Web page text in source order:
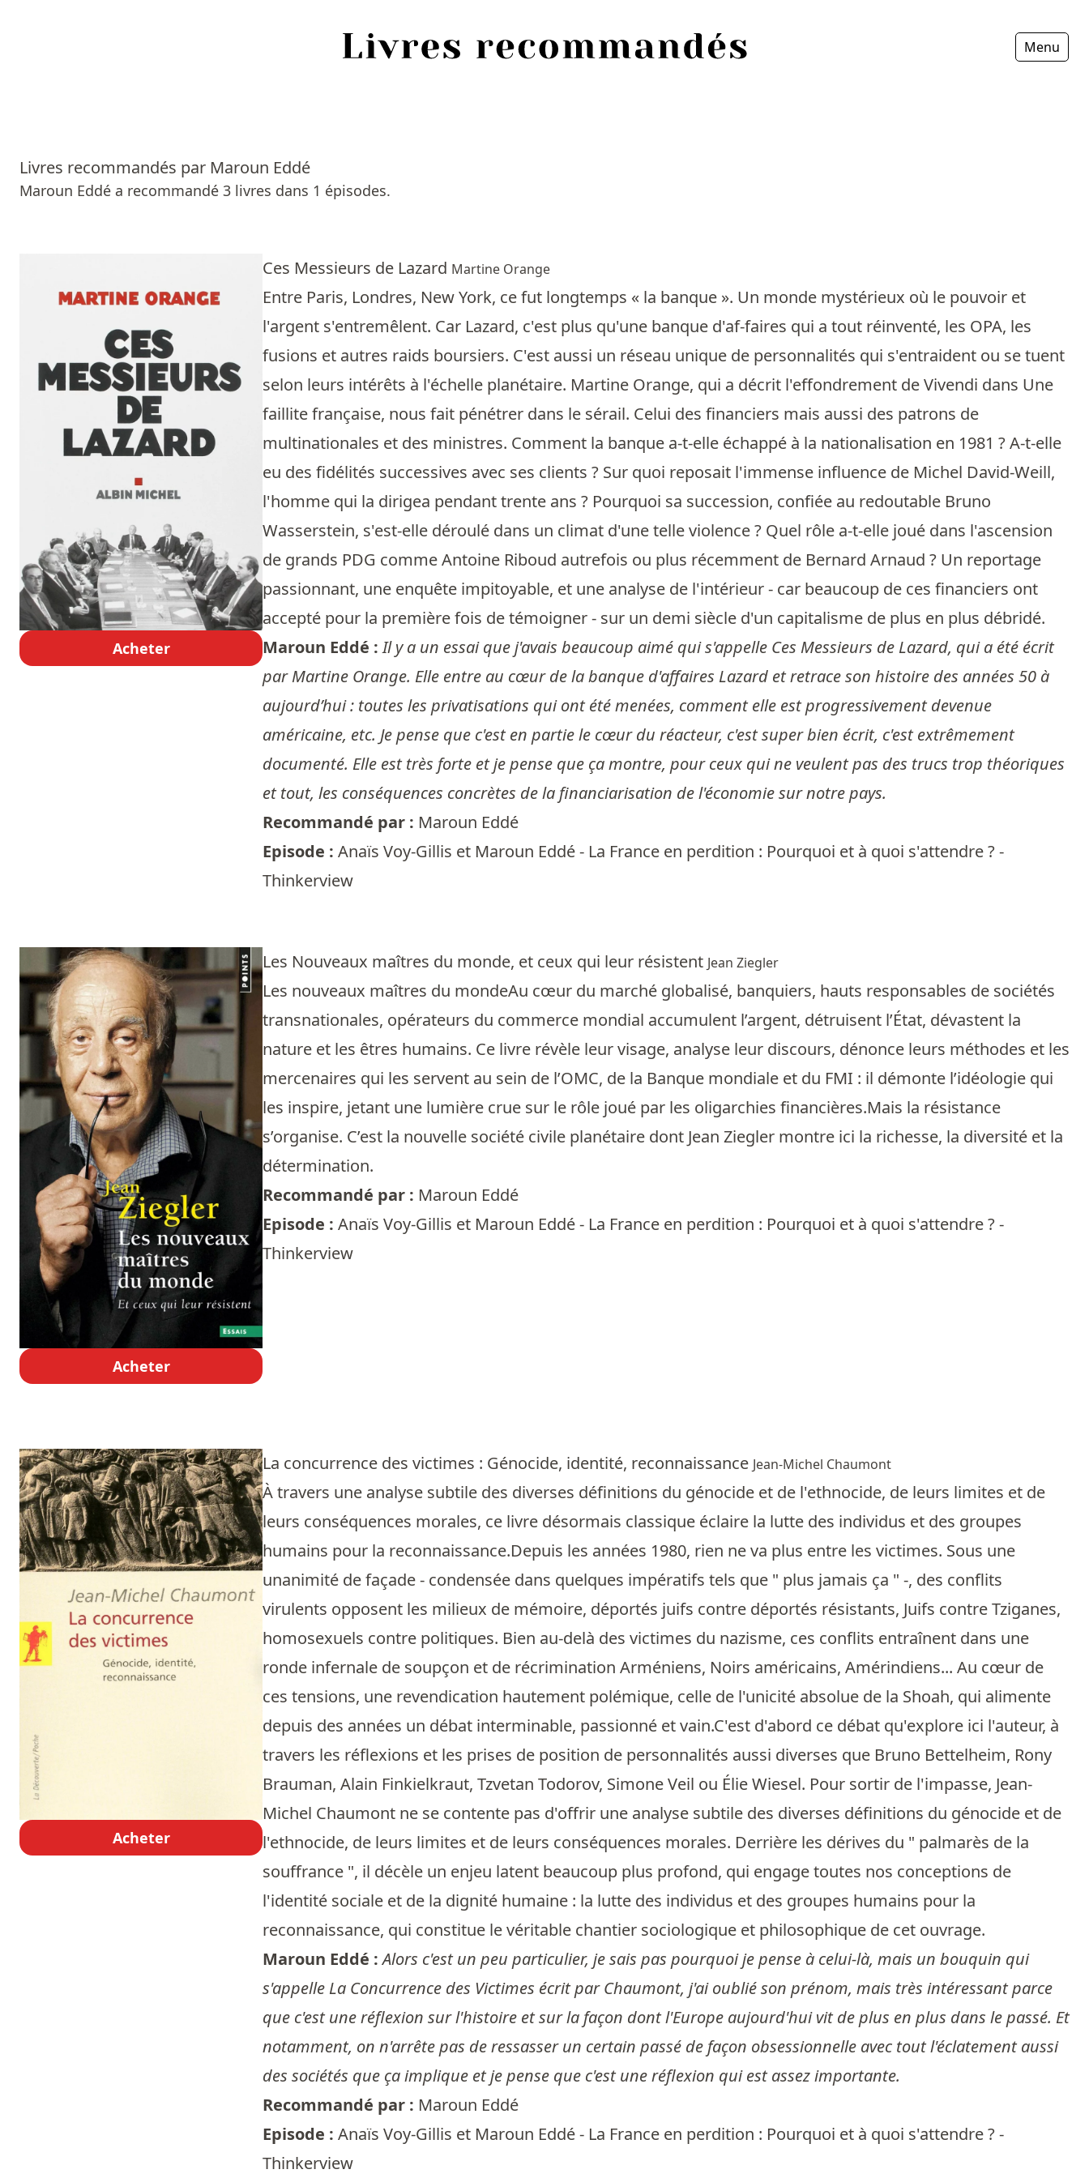
Menu
Livres recommandés par Maroun Eddé
Maroun Eddé a recommandé 3 livres dans 1 épisodes.
Acheter
Ces Messieurs de Lazard Martine Orange
Entre Paris, Londres, New York, ce fut longtemps « la banque ». Un monde mystérieux où le pouvoir et
l'argent s'entremêlent. Car Lazard, c'est plus qu'une banque d'af-faires qui a tout réinventé, les OPA, les
fusions et autres raids boursiers. C'est aussi un réseau unique de personnalités qui s'entraident ou se tuent
selon leurs intérêts à l'échelle planétaire. Martine Orange, qui a décrit l'effondrement de Vivendi dans Une
faillite française, nous fait pénétrer dans le sérail. Celui des financiers mais aussi des patrons de
multinationales et des ministres. Comment la banque a-t-elle échappé à la nationalisation en 1981 ? A-t-elle
eu des fidélités successives avec ses clients ? Sur quoi reposait l'immense influence de Michel David-Weill,
l'homme qui la dirigea pendant trente ans ? Pourquoi sa succession, confiée au redoutable Bruno
Wasserstein, s'est-elle déroulé dans un climat d'une telle violence ? Quel rôle a-t-elle joué dans l'ascension
de grands PDG comme Antoine Riboud autrefois ou plus récemment de Bernard Arnaud ? Un reportage
passionnant, une enquête impitoyable, et une analyse de l'intérieur - car beaucoup de ces financiers ont
accepté pour la première fois de témoigner - sur un demi siècle d'un capitalisme de plus en plus débridé.
Maroun Eddé :Il y a un essai que j'avais beaucoup aimé qui s'appelle Ces Messieurs de Lazard, qui a été écrit
par Martine Orange. Elle entre au cœur de la banque d'affaires Lazard et retrace son histoire des années 50 à
aujourd’hui : toutes les privatisations qui ont été menées, comment elle est progressivement devenue
américaine, etc. Je pense que c'est en partie le cœur du réacteur, c'est super bien écrit, c'est extrêmement
documenté. Elle est très forte et je pense que ça montre, pour ceux qui ne veulent pas des trucs trop théoriques
et tout, les conséquences concrètes de la financiarisation de l'économie sur notre pays.
Recommandé par : Maroun Eddé
Episode : Anaïs Voy-Gillis et Maroun Eddé - La France en perdition : Pourquoi et à quoi s'attendre ? -
Thinkerview
Acheter
Les Nouveaux maîtres du monde, et ceux qui leur résistent Jean Ziegler
Les nouveaux maîtres du mondeAu cœur du marché globalisé, banquiers, hauts responsables de sociétés
transnationales, opérateurs du commerce mondial accumulent l’argent, détruisent l’État, dévastent la
nature et les êtres humains. Ce livre révèle leur visage, analyse leur discours, dénonce leurs méthodes et les
mercenaires qui les servent au sein de l’OMC, de la Banque mondiale et du FMI : il démonte l’idéologie qui
les inspire, jetant une lumière crue sur le rôle joué par les oligarchies financières.Mais la résistance
s’organise. C’est la nouvelle société civile planétaire dont Jean Ziegler montre ici la richesse, la diversité et la
détermination.
Recommandé par : Maroun Eddé
Episode : Anaïs Voy-Gillis et Maroun Eddé - La France en perdition : Pourquoi et à quoi s'attendre ? -
Thinkerview
Acheter
La concurrence des victimes : Génocide, identité, reconnaissance Jean-Michel Chaumont
À travers une analyse subtile des diverses définitions du génocide et de l'ethnocide, de leurs limites et de
leurs conséquences morales, ce livre désormais classique éclaire la lutte des individus et des groupes
humains pour la reconnaissance.Depuis les années 1980, rien ne va plus entre les victimes. Sous une
unanimité de façade - condensée dans quelques impératifs tels que " plus jamais ça " -, des conflits
virulents opposent les milieux de mémoire, déportés juifs contre déportés résistants, Juifs contre Tziganes,
homosexuels contre politiques. Bien au-delà des victimes du nazisme, ces conflits entraînent dans une
ronde infernale de soupçon et de récrimination Arméniens, Noirs américains, Amérindiens... Au cœur de
ces tensions, une revendication hautement polémique, celle de l'unicité absolue de la Shoah, qui alimente
depuis des années un débat interminable, passionné et vain.C'est d'abord ce débat qu'explore ici l'auteur, à
travers les réflexions et les prises de position de personnalités aussi diverses que Bruno Bettelheim, Rony
Brauman, Alain Finkielkraut, Tzvetan Todorov, Simone Veil ou Élie Wiesel. Pour sortir de l'impasse, Jean-
Michel Chaumont ne se contente pas d'offrir une analyse subtile des diverses définitions du génocide et de
l'ethnocide, de leurs limites et de leurs conséquences morales. Derrière les dérives du " palmarès de la
souffrance ", il décèle un enjeu latent beaucoup plus profond, qui engage toutes nos conceptions de
l'identité sociale et de la dignité humaine : la lutte des individus et des groupes humains pour la
reconnaissance, qui constitue le véritable chantier sociologique et philosophique de cet ouvrage.
Maroun Eddé :Alors c'est un peu particulier, je sais pas pourquoi je pense à celui-là, mais un bouquin qui
s'appelle La Concurrence des Victimes écrit par Chaumont, j'ai oublié son prénom, mais très intéressant parce
que c'est une réflexion sur l'histoire et sur la façon dont l'Europe aujourd'hui vit de plus en plus dans le passé. Et
notamment, on n'arrête pas de ressasser un certain passé de façon obsessionnelle avec tout l'éclatement aussi
des sociétés que ça implique et je pense que c'est une réflexion qui est assez importante.
Recommandé par : Maroun Eddé
Episode : Anaïs Voy-Gillis et Maroun Eddé - La France en perdition : Pourquoi et à quoi s'attendre ? -
Thinkerview
Sources
Livres les plus recommandés
Prix littéraires